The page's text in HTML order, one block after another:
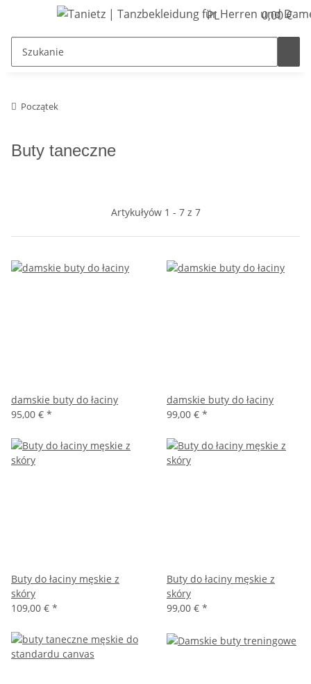
PL 0,00 €
Początek
Buty taneczne
Artykułyów 1 - 7 z 7
damskie buty do łaciny
95,00 € *
damskie buty do łaciny
99,00 € *
Buty do łaciny męskie z
skóry
109,00 € *
Buty do łaciny męskie z
skóry
99,00 € *